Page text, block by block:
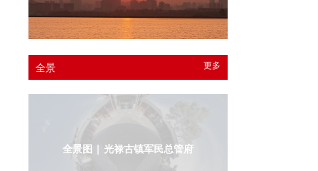
更多
全景
全景图 | 光禄古镇军民总管府